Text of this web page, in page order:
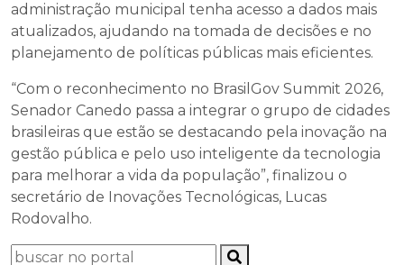
administração municipal tenha acesso a dados mais
atualizados, ajudando na tomada de decisões e no
planejamento de políticas públicas mais eficientes.
“Com o reconhecimento no BrasilGov Summit 2026,
Senador Canedo passa a integrar o grupo de cidades
brasileiras que estão se destacando pela inovação na
gestão pública e pelo uso inteligente da tecnologia
para melhorar a vida da população”, finalizou o
secretário de Inovações Tecnológicas, Lucas
Rodovalho.